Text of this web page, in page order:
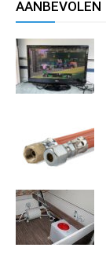
AANBEVOLEN